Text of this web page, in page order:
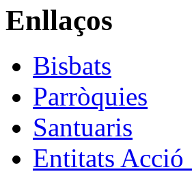
Enllaços
Bisbats
Parròquies
Santuaris
Entitats Acció